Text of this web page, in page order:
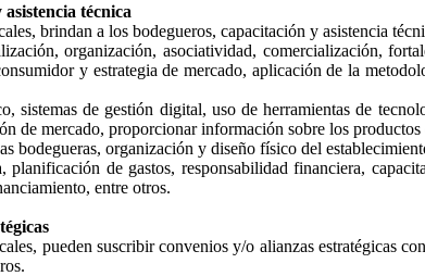
técnica
brindan a los bodegueros, capacitación y asistencia
organización, asociatividad, comercialización,
y estrategia de mercado, aplicación de la
sistemas de gestión digital, uso de herramientas de
de mercado, proporcionar información sobre los
bodegueras, organización y diseño físico del
planificación de gastos, responsabilidad financiera,
entre otros.
pueden suscribir convenios y/o alianzas estratégicas